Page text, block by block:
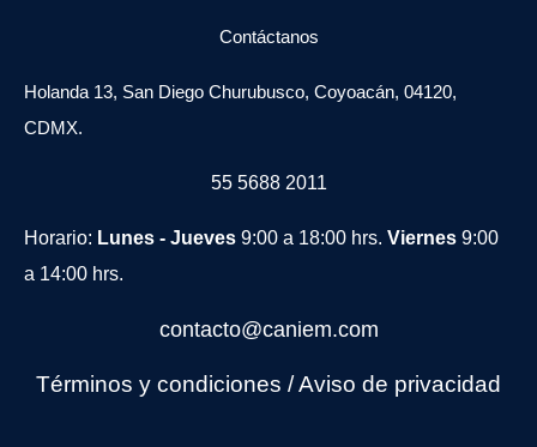
Contáctanos
Holanda 13, San Diego Churubusco, Coyoacán, 04120,
CDMX.
55 5688 2011
Horario: Lunes - Jueves 9:00 a 18:00 hrs. Viernes 9:00
a 14:00 hrs.
contacto@caniem.com
Términos y condiciones /Aviso de privacidad